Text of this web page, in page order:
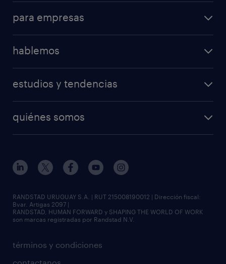
para empresas
hablemos
estudios y tendencias
quiénes somos
términos y condiciones
RANDSTAD URUGUAY S.A. | RUT 215008190012 | Dirección fiscal:
Bvar. Artigas 2097 |
RANDSTAD, HUMAN FORWARD y SHAPING THE WORLD OF WORK
son marcas registradas por Randstad N.V.